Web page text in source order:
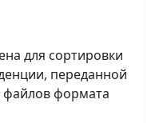
для сортировки
переданной
формата